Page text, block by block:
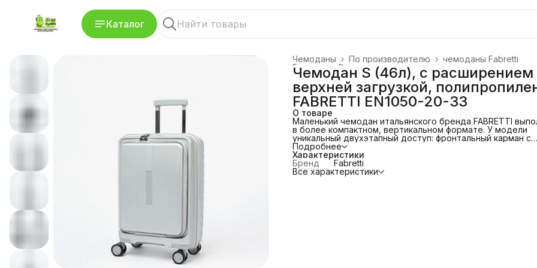
Каталог
чемоданы Fabretti
По производителю ›
Чемоданы ›
Все товары ›
Главная
Чемодан S (46л), с расширением
верхней загрузкой,
FABRETTI EN1050-20-33
О товаре
Маленький чемодан итальянского бренда FABRETTI
в более компактном, вертикальном формате. У модели
уникальный двухэтапный доступ: фронтальный карман с
открытыми карманами и мягкой вставкой для документов
ноутбука, за ним — основное отделение. Благодаря
компактному силуэту и разделённой конструкции
подходит для коротких поездок, ручной клади и быстрых
сборов. Этот формат позволяет экономить место и
Подробнее
Характеристики
Бренд
Fabretti
Все характеристики